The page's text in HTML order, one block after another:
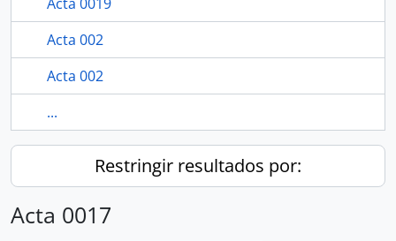
Acta 002
Acta 002
...
Restringir resultados por:
Acta 0017